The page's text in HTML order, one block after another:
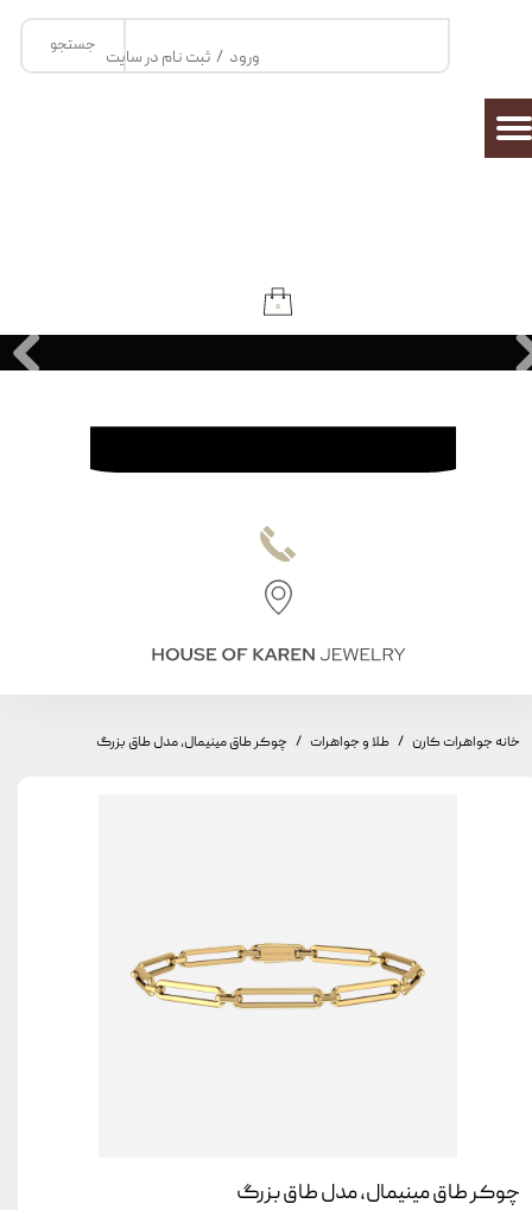
جستجو
۰
ورود / ثبت نام در سایت
تغییر گذر واژه
سفارشات
خانه جواهرات کارن طلا و جواهرات چوکر طاق مینیمال، مدل طاق بزرگ
چوکر طاق مینیمال، مدل طاق بزرگ